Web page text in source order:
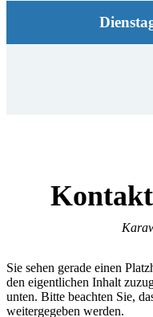
Sie sehen gerade einen
den eigentlichen Inhalt
unten. Bitte beachten Sie,
weitergegeben werden.